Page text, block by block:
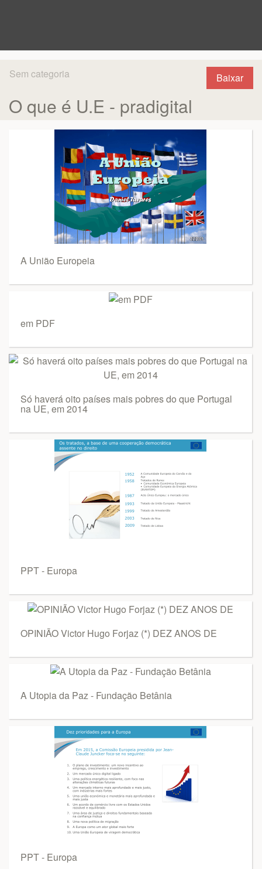
Baixar
Sem categoria
O que é U.E - pradigital
A União Europeia
em PDF
Só haverá oito países mais pobres do que Portugal
na UE, em 2014
PPT - Europa
OPINIÃO Victor Hugo Forjaz (*) DEZ ANOS DE
A Utopia da Paz - Fundação Betânia
PPT - Europa